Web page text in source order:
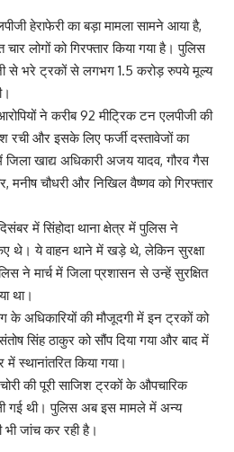
हेराफेरी का बड़ा मामला सामने आया है,
लोगों को गिरफ्तार किया गया है। पुलिस
से भरे ट्रकों से लगभग 1.5 करोड़ रुपये मूल्य
ने करीब 92 मीट्रिक टन एलपीजी की
रची और इसके लिए फर्जी दस्तावेजों का
खाद्य अधिकारी अजय यादव, गौरव गैस
चौधरी और निखिल वैष्णव को गिरफ्तार
में सिंहोदा थाना क्षेत्र में पुलिस ने
थे। ये वाहन थाने में खड़े थे, लेकिन सुरक्षा
ने मार्च में जिला प्रशासन से उन्हें सुरक्षित
था।
के अधिकारियों की मौजूदगी में इन ट्रकों को
सिंह ठाकुर को सौंप दिया गया और बाद में
स्थानांतरित किया गया।
की पूरी साजिश ट्रकों के औपचारिक
गई थी। पुलिस अब इस मामले में अन्य
भी जांच कर रही है।